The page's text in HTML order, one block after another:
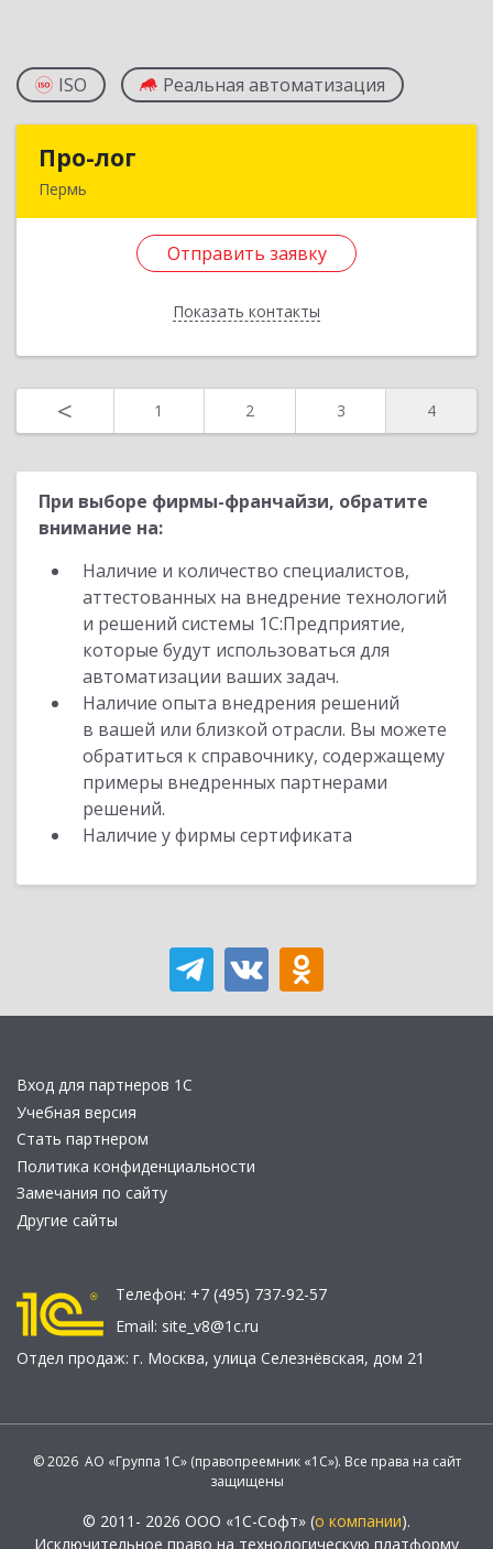
ISO Реальная автоматизация
Про-лог
Пермь
Отправить заявку
Показать контакты
< 1 2 3 4
При выборе фирмы-франчайзи, обратите
внимание на:
Наличие и количество специалистов,
аттестованных на внедрение технологий
и решений системы 1С:Предприятие,
которые будут использоваться для
автоматизации ваших задач.
Наличие опыта внедрения решений
в вашей или близкой отрасли. Вы можете
обратиться к справочнику, содержащему
примеры внедренных партнерами
решений.
Наличие у фирмы сертификата
Вход для партнеров 1С
Учебная версия
Стать партнером
Политика конфиденциальности
Замечания по сайту
Другие сайты
Телефон: +7 (495) 737-92-57
Email: site_v8@1c.ru
Отдел продаж: г. Москва, улица Селезнёвская, дом 21
© 2026 АО «Группа 1С» (правопреемник «1С»). Все права на сайт
защищены
© 2011- 2026 ООО «1С-Софт» (о компании).
Исключительное право на технологическую платформу